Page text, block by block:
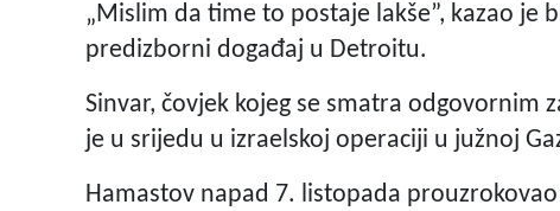
„Mislim da time to postaje lakše”, kazao je
predizborni događaj u Detroitu.
Sinvar, čovjek kojeg se smatra odgovornim
je u srijedu u izraelskoj operaciji u južnoj
Hamastov napad 7. listopada